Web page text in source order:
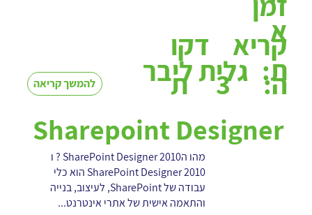
גלית ליבר
א
ת:
להמשך קריאה
דקו
ת
קריא
ה:
3
Sharepoint Designer
מהו הSharePoint Designer 2010 ? ו
SharePoint Designer 2010 הוא כלי
עבודה של SharePoint, לעיצוב, בנייה
והתאמה אישית של אתרי אינטרנט...